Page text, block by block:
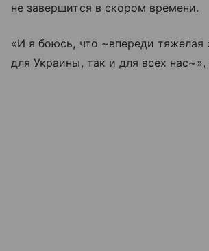
не завершится в скором времени.
«И я боюсь, что ~впереди тяжелая
для Украины, так и для всех